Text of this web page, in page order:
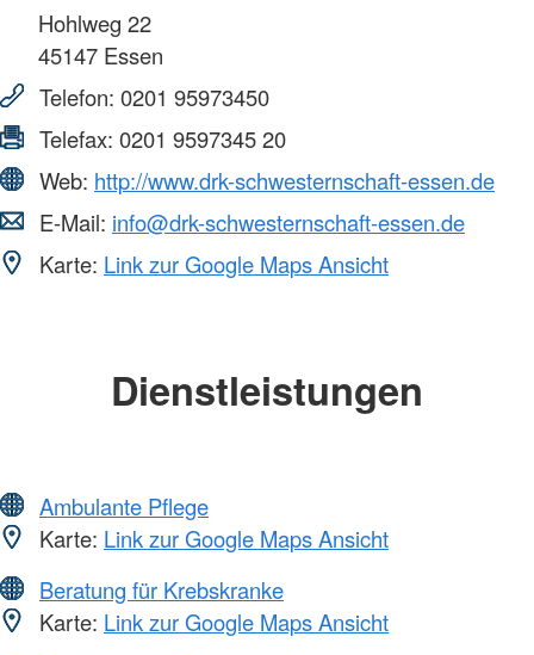
Hohlweg 22
45147 Essen
Telefon: 0201 95973450
Telefax: 0201 9597345 20
Web: http://www.drk-schwesternschaft-essen.de
E-Mail: info@drk-schwesternschaft-essen.de
Karte: Link zur Google Maps Ansicht
Dienstleistungen
Ambulante Pflege
Karte: Link zur Google Maps Ansicht
Beratung für Krebskranke
Karte: Link zur Google Maps Ansicht